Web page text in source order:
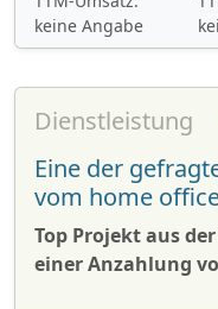
keine Angabe
Dienstleistung
Eine der
vom home
Top Projekt aus
einer Anzahlung